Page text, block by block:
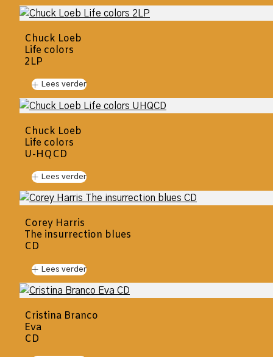
Chuck Loeb
Life colors
2LP
Lees verder
Chuck Loeb
Life colors
U-HQCD
Lees verder
Corey Harris
The insurrection blues
CD
Lees verder
Cristina Branco
Eva
CD